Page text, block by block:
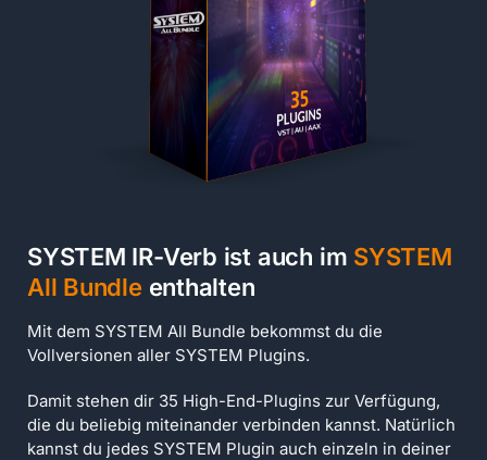
SYSTEM IR-Verb ist auch im SYSTEM
All Bundle enthalten
Mit dem SYSTEM All Bundle bekommst du die
Vollversionen aller SYSTEM Plugins.
Damit stehen dir 35 High-End-Plugins zur Verfügung,
die du beliebig miteinander verbinden kannst. Natürlich
kannst du jedes SYSTEM Plugin auch einzeln in deiner